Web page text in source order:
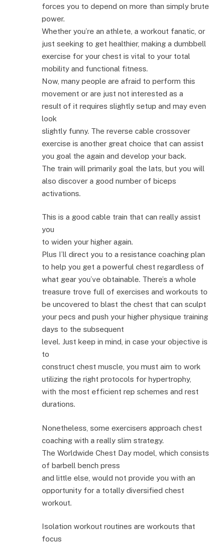
forces you to depend on more than simply brute
power.
Whether you’re an athlete, a workout fanatic, or
just seeking to get healthier, making a dumbbell
exercise for your chest is vital to your total
mobility and functional fitness.
Now, many people are afraid to perform this
movement or are just not interested as a
result of it requires slightly setup and may even
look
slightly funny. The reverse cable crossover
exercise is another great choice that can assist
you goal the again and develop your back.
The train will primarily goal the lats, but you will
also discover a good number of biceps
activations.
This is a good cable train that can really assist
you
to widen your higher again.
Plus I’ll direct you to a resistance coaching plan
to help you get a powerful chest regardless of
what gear you’ve obtainable. There’s a whole
treasure trove full of exercises and workouts to
be uncovered to blast the chest that can sculpt
your pecs and push your higher physique training
days to the subsequent
level. Just keep in mind, in case your objective is
to
construct chest muscle, you must aim to work
utilizing the right protocols for hypertrophy,
with the most efficient rep schemes and rest
durations.
Nonetheless, some exercisers approach chest
coaching with a really slim strategy.
The Worldwide Chest Day model, which consists
of barbell bench press
and little else, would not provide you with an
opportunity for a totally diversified chest
workout.
Isolation workout routines are workouts that
focus